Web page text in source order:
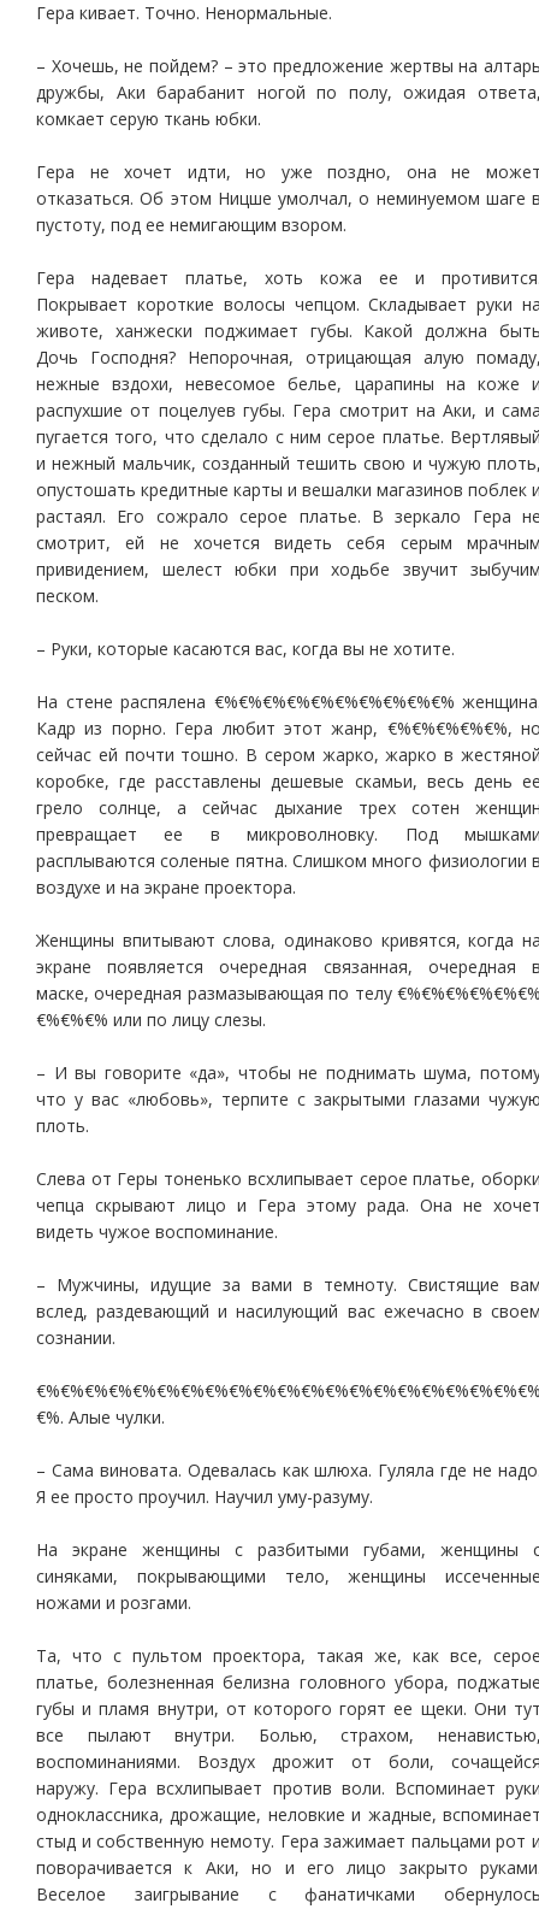
Гера кивает. Точно. Ненормальные.
– Хочешь, не пойдем? – это предложение жертвы на
дружбы, Аки барабанит ногой по полу, ожидая
комкает серую ткань юбки.
Гера не хочет идти, но уже поздно, она не
отказаться. Об этом Ницше умолчал, о неминуемом шаге
пустоту, под ее немигающим взором.
Гера надевает платье, хоть кожа ее и
Покрывает короткие волосы чепцом. Складывает руки
животе, ханжески поджимает губы. Какой должна
Дочь Господня? Непорочная, отрицающая алую
нежные вздохи, невесомое белье, царапины на коже
распухшие от поцелуев губы. Гера смотрит на Аки, и
пугается того, что сделало с ним серое платье.
и нежный мальчик, созданный тешить свою и чужую
опустошать кредитные карты и вешалки магазинов поблек
растаял. Его сожрало серое платье. В зеркало Гера
смотрит, ей не хочется видеть себя серым
привидением, шелест юбки при ходьбе звучит
песком.
– Руки, которые касаются вас, когда вы не хотите.
На стене распялена €%€%€%€%€%€%€%€%€%€%
Кадр из порно. Гера любит этот жанр, €%€%€%€%€%,
сейчас ей почти тошно. В сером жарко, жарко в
коробке, где расставлены дешевые скамьи, весь день
грело солнце, а сейчас дыхание трех сотен
превращает ее в микроволновку. Под
расплываются соленые пятна. Слишком много физиологии
воздухе и на экране проектора.
Женщины впитывают слова, одинаково кривятся, когда
экране появляется очередная связанная, очередная
маске, очередная размазывающая по телу
€%€%€% или по лицу слезы.
– И вы говорите «да», чтобы не поднимать шума,
что у вас «любовь», терпите с закрытыми глазами
плоть.
Слева от Геры тоненько всхлипывает серое платье,
чепца скрывают лицо и Гера этому рада. Она не
видеть чужое воспоминание.
– Мужчины, идущие за вами в темноту. Свистящие
вслед, раздевающий и насилующий вас ежечасно в
сознании.
€%. Алые чулки.
– Сама виновата. Одевалась как шлюха. Гуляла где не
Я ее просто проучил. Научил уму-разуму.
На экране женщины с разбитыми губами, женщины
синяками, покрывающими тело, женщины
ножами и розгами.
Та, что с пультом проектора, такая же, как все,
платье, болезненная белизна головного убора,
губы и пламя внутри, от которого горят ее щеки. Они
все пылают внутри. Болью, страхом,
воспоминаниями. Воздух дрожит от боли,
наружу. Гера всхлипывает против воли. Вспоминает
одноклассника, дрожащие, неловкие и жадные,
стыд и собственную немоту. Гера зажимает пальцами рот
поворачивается к Аки, но и его лицо закрыто
Веселое заигрывание с фанатичками